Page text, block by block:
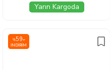
Yarın Kargoda
%59
İNDIRIM